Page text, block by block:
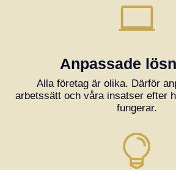

Anpassade
Alla företag är olika. Därför
arbetssätt och våra insatser efter
fungerar.
